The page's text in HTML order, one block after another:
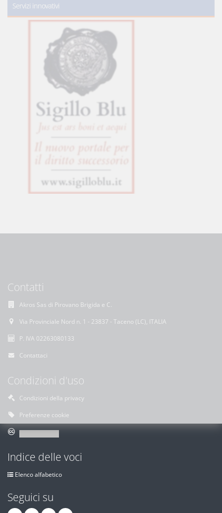
Servizi innovativi
Contatti
Akros Sas di Pirovano Brigida e C.
Via Provinciale Nord n. 1 - 23837 - Taceno (LC), ITALIA
P. IVA 02263080133
Contattaci
Condizioni d'uso
Condizioni della privacy
Preferenze cookie
Indice delle voci
Elenco alfabetico
Seguici su